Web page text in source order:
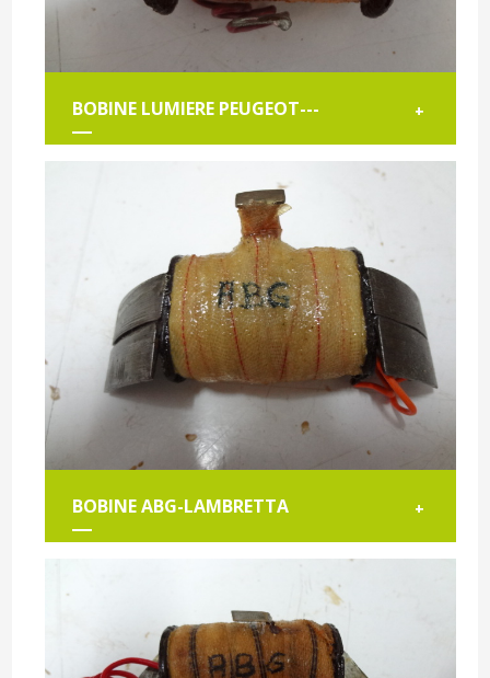
BOBINE LUMIERE PEUGEOT--- +
BOBINE ABG-LAMBRETTA +